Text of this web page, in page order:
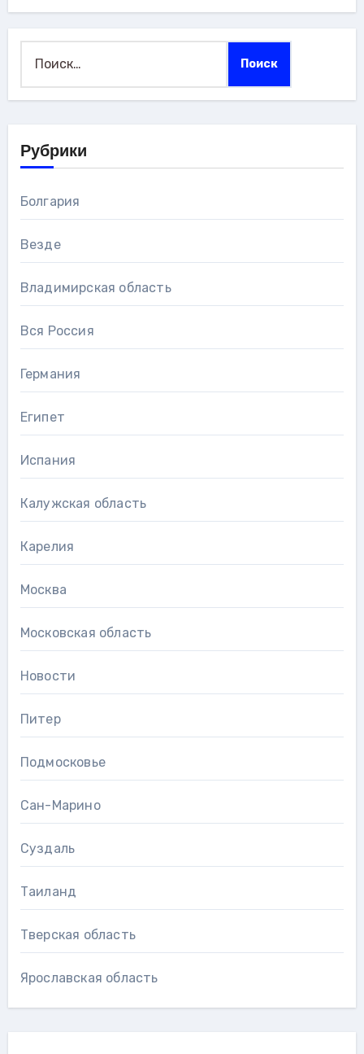
Рубрики
Болгария
Везде
Владимирская область
Вся Россия
Германия
Египет
Испания
Калужская область
Карелия
Москва
Московская область
Новости
Питер
Подмосковье
Сан-Марино
Суздаль
Таиланд
Тверская область
Ярославская область